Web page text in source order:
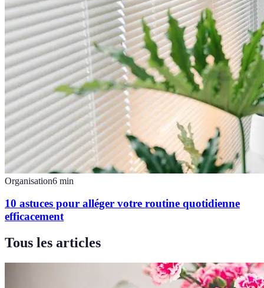
Organisation6 min
10 astuces pour alléger votre routine quotidienne
efficacement
Tous les articles